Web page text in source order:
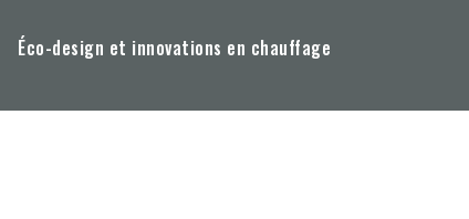
Éco-design et innovations en chauffage